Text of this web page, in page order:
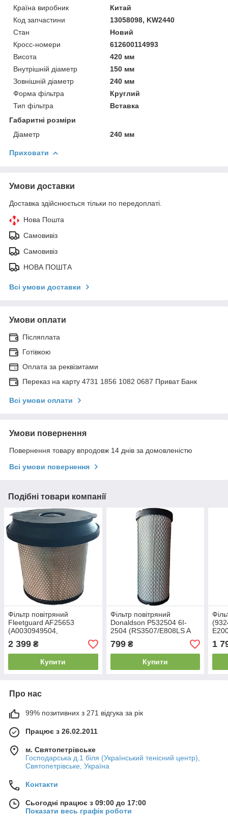
Країна виробник
Китай
Код запчастини
13058098, KW2440
Стан
Новий
Кросс-номери
612600114993
Висота
420 мм
Внутрішній діаметр
150 мм
Зовнішній діаметр
240 мм
Форма фільтра
Круглий
Тип фільтра
Вставка
Габаритні розміри
Діаметр
240 мм
Приховати
Умови доставки
Доставка здійснюється тільки по передоплаті.
Нова Пошта
Самовивіз
Самовивіз
НОВА ПОШТА
Всі умови доставки
Умови оплати
Післяплата
Готівкою
Оплата за реквізитами
Переказ на карту 4731 1856 1082 0687 Приват Банк
Всі умови оплати
Умови повернення
Повернення товару впродовж 14 днів за домовленістю
Всі умови повернення
Подібні товари компанії
Фільтр повітряний
Fleetguard AF25653
(A0030949504,
A0030949604, LX3480KIT,
E361L, P781465, C 29 010
KIT) кришка
2 399 ₴
Купити
Фільтр повітряний
Donaldson P532504 6I-
2504 (RS3507/E808LS A
560/1 CF 15 136/CR
0005/46595)
799₴
Купити
1
Про нас
99% позитивних з 271 відгука за рік
Працює з 26.02.2011
м. Святопетрівське
Господарська д.1 біля (Український тенісний центр),
Святопетрівське, Україна
Контакти
Сьогодні працює з 09:00 до 17:00
Показати весь графік роботи